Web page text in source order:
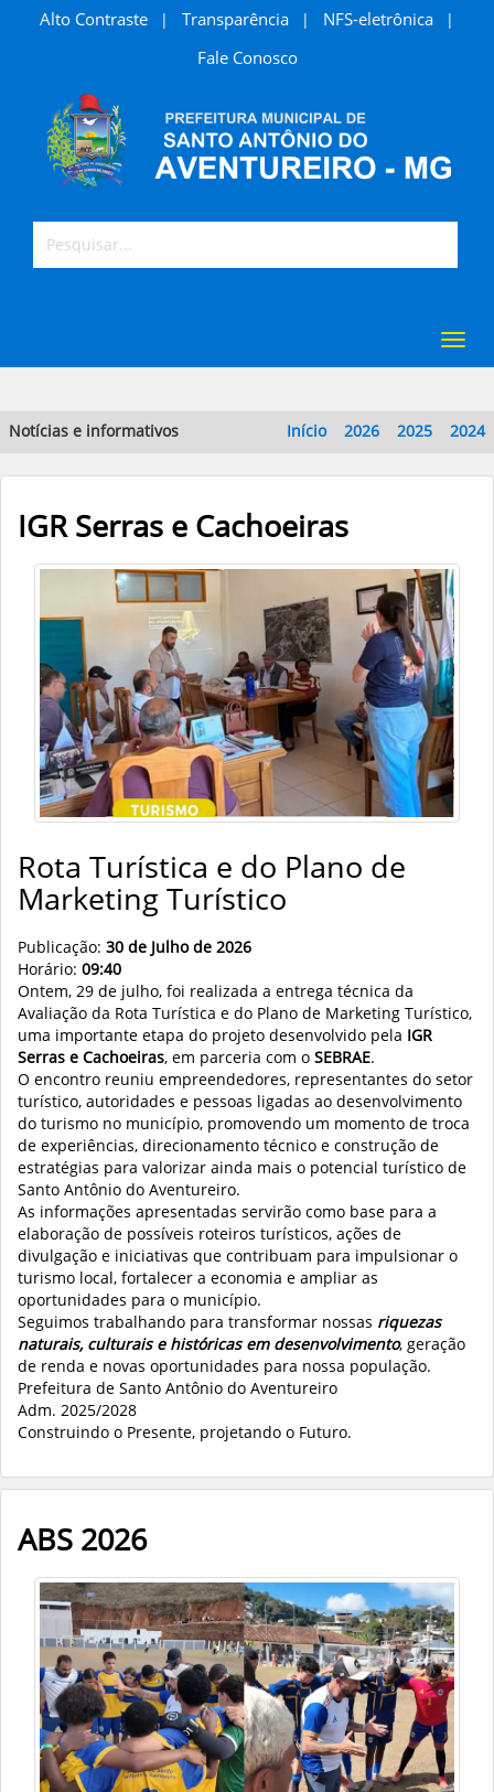
Alto Contraste | Transparência | NFS-eletrônica |
Fale Conosco
Notícias e informativos Início 2026 2025 2024
IGR Serras e Cachoeiras
Rota Turística e do Plano de
Marketing Turístico
Publicação: 30 de Julho de 2026
Horário: 09:40
Ontem, 29 de julho, foi realizada a entrega técnica da
Avaliação da Rota Turística e do Plano de Marketing Turístico,
uma importante etapa do projeto desenvolvido pela IGR
Serras e Cachoeiras, em parceria com o SEBRAE.
O encontro reuniu empreendedores, representantes do setor
turístico, autoridades e pessoas ligadas ao desenvolvimento
do turismo no município, promovendo um momento de troca
de experiências, direcionamento técnico e construção de
estratégias para valorizar ainda mais o potencial turístico de
Santo Antônio do Aventureiro.
As informações apresentadas servirão como base para a
elaboração de possíveis roteiros turísticos, ações de
divulgação e iniciativas que contribuam para impulsionar o
turismo local, fortalecer a economia e ampliar as
oportunidades para o município.
Seguimos trabalhando para transformar nossas riquezas
naturais, culturais e históricas em desenvolvimento, geração
de renda e novas oportunidades para nossa população.
Prefeitura de Santo Antônio do Aventureiro
Adm. 2025/2028
Construindo o Presente, projetando o Futuro.
ABS 2026